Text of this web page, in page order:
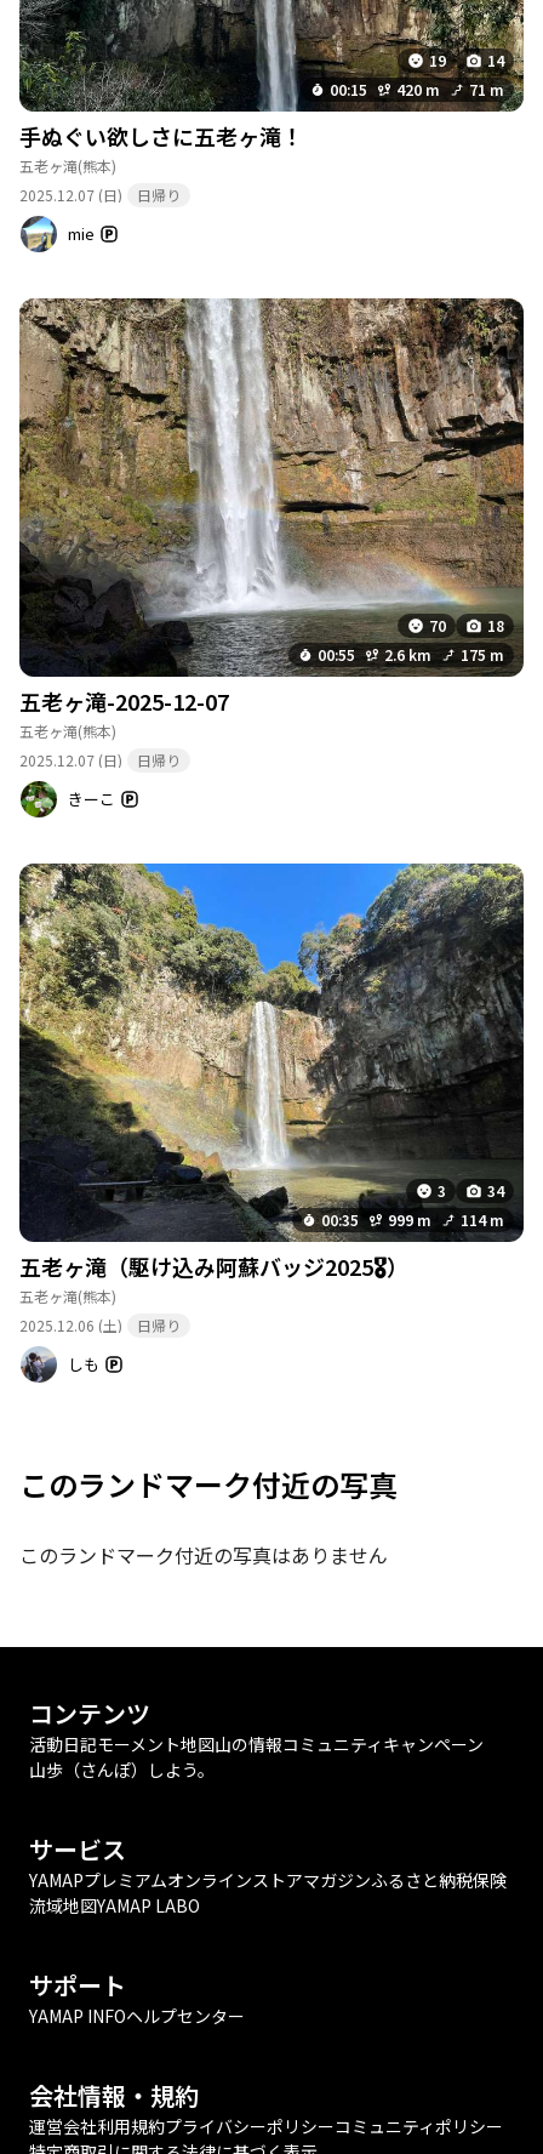
19
14
00:15
420 m 71 m
手ぬぐい欲しさに五老ヶ滝！
五老ヶ滝(熊本)
2025.12.07 (日)
日帰り
mie
70
18
00:55
2.6 km 175 m
五老ヶ滝-2025-12-07
五老ヶ滝(熊本)
2025.12.07 (日)
日帰り
きーこ
3
34
00:35
999 m 114 m
五老ヶ滝（駆け込み阿蘇バッジ2025🎖️）
五老ヶ滝(熊本)
2025.12.06 (土)
日帰り
しも
このランドマーク付近の写真
このランドマーク付近の写真はありません
コンテンツ
活動日記モーメント地図山の情報コミュニティ キャンペーン
山歩（さんぽ）しよう。
サービス
YAMAPプレミアムオンラインストアマガジンふるさと納税保険
流域地図YAMAP LABO
サポート
YAMAP INFOヘルプセンター
会社情報・規約
運営会社利用規約プライバシーポリシーコミュニティポリシー